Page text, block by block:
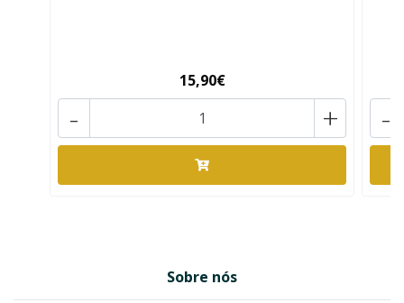
15,90€
+
- -
Sobre nós